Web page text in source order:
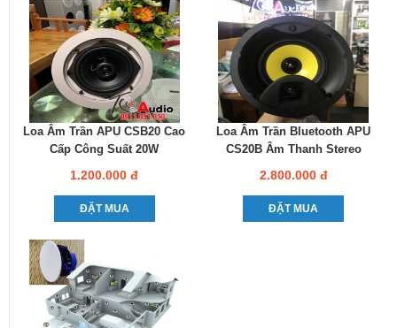
Loa Âm Trần APU CSB20 Cao
Cấp Công Suất 20W
1.200.000 đ
ĐẶT MUA
Loa Âm Trần Bluetooth APU
CS20B Âm Thanh Stereo
2.800.000 đ
ĐẶT MUA